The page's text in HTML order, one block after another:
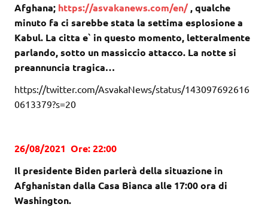
Afghana; https://asvakanews.com/en/, qualche
minuto fa ci sarebbe stata la settima esplosione a
Kabul. La citta e` in questo momento, letteralmente
parlando, sotto un massiccio attacco. La notte si
preannuncia tragica…
https://twitter.com/AsvakaNews/status/143097692616
0613379?s=20
26/08/2021 Ore: 22:00
Il presidente Biden parlerà della situazione in
Afghanistan dalla Casa Bianca alle 17:00 ora di
Washington.